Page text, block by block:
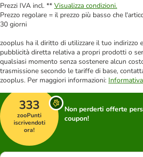
Prezzi IVA incl. ** Visualizza condizioni.
Prezzo regolare = il prezzo più basso che
30 giorni
zooplus ha il diritto di utilizzare il tuo indirizzo
pubblicità diretta relativa a propri prodotti o
qualsiasi momento senza sostenere alcun
trasmissione secondo le tariffe di base,
zooplus. Per maggiori informazioni:
333
zooPunti
iscrivendoti
ora!
Non perderti offerte
coupon!